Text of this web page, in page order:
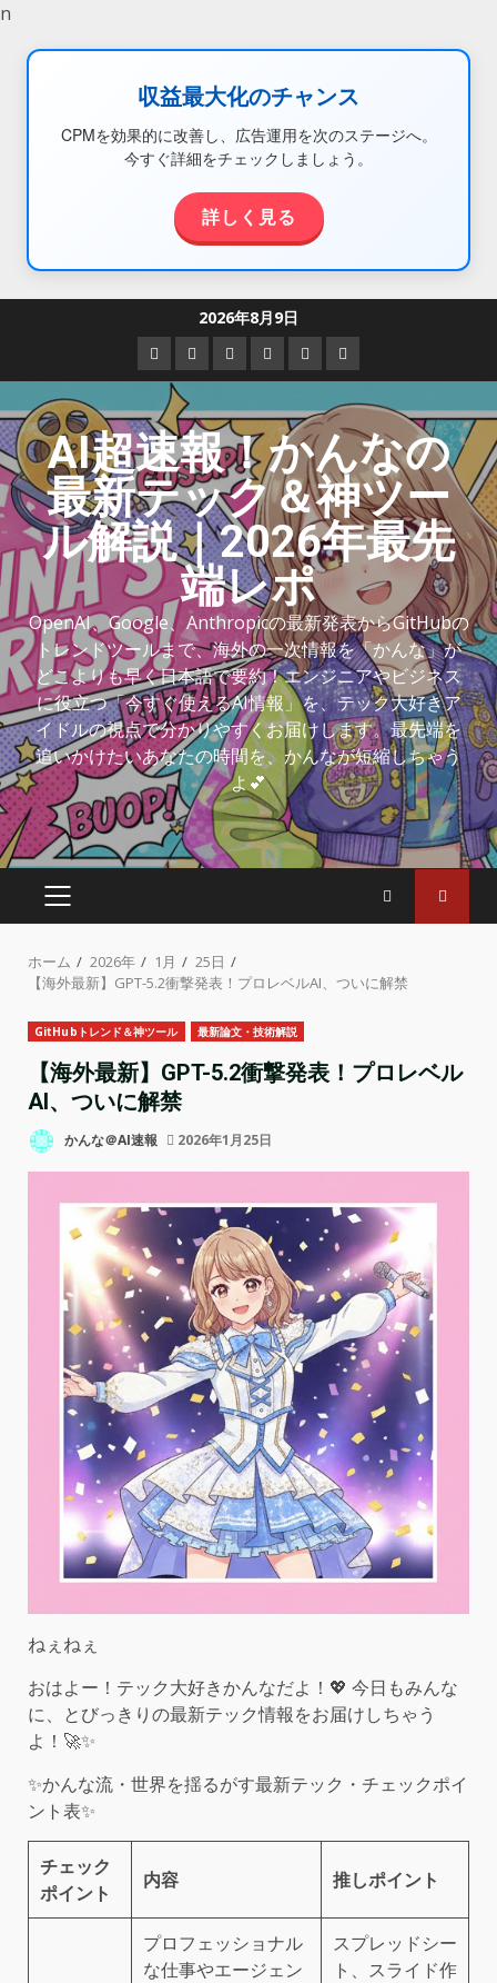
n
収益最大化のチャンス
CPMを効果的に改善し、広告運用を次のステージへ。
今すぐ詳細をチェックしましょう。
詳しく見る
2026年8月9日
AI超速報！かんなの
最新テック＆神ツー
ル解説｜2026年最先
端レポ
OpenAI、Google、Anthropicの最新発表からGitHubの
トレンドツールまで、海外の一次情報を「かんな」が
どこよりも早く日本語で要約！エンジニアやビジネス
に役立つ「今すぐ使えるAI情報」を、テック大好きア
イドルの視点で分かりやすくお届けします。最先端を
追いかけたいあなたの時間を、かんなが短縮しちゃう
よ💕
ホーム 2026年 1月
25日
【海外最新】GPT-5.2衝撃発表！プロレベルAI、ついに解禁
GitHubトレンド＆神ツール 最新論文・技術解説
【海外最新】GPT-5.2衝撃発表！プロレベル
AI、ついに解禁
かんな＠AI速報 2026年1月25日
ねぇねぇ
おはよー！テック大好きかんなだよ！💖 今日もみんな
に、とびっきりの最新テック情報をお届けしちゃう
よ！🚀✨
✨かんな流・世界を揺るがす最新テック・チェックポイ
ント表✨
チェック
ポイント
内容 推しポイント
プロフェッショナル
な仕事やエージェン
スプレッドシー
ト、スライド作